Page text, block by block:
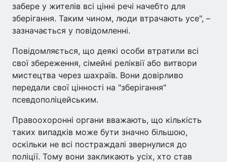
забере у жителів всі цінні речі начебто для
зберігання. Таким чином, люди втрачають усе", –
зазначається у повідомленні.
Повідомляється, що деякі особи втратили всі
свої збереження, сімейні реліквії або витвори
мистецтва через шахраїв. Вони довірливо
передали свої цінності на "зберігання"
псевдополіцейським.
Правоохоронні органи вважають, що кількість
таких випадків може бути значно більшою,
оскільки не всі постраждалі звернулися до
поліції. Тому вони закликають усіх, хто став